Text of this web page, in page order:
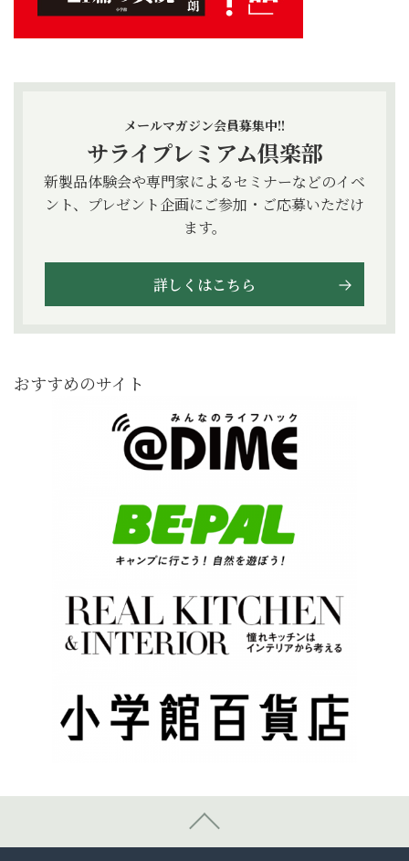
メールマガジン会員募集中!!
サライプレミアム倶楽部
新製品体験会や専門家によるセミナーなどのイベ
ント、プレゼント企画にご参加・ご応募いただけ
ます。
詳しくはこちら
おすすめのサイト